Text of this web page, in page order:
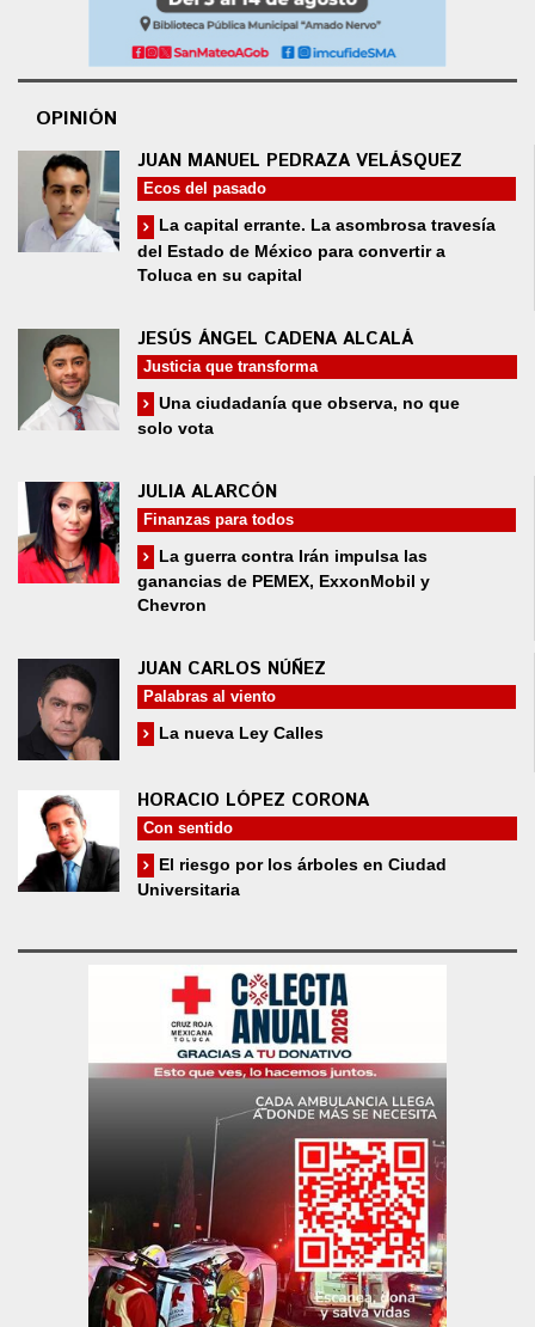
OPINIÓN
JUAN MANUEL PEDRAZA VELÁSQUEZ
Ecos del pasado
La capital errante. La asombrosa travesía
del Estado de México para convertir a
Toluca en su capital
JESÚS ÁNGEL CADENA ALCALÁ
Justicia que transforma
Una ciudadanía que observa, no que
solo vota
JULIA ALARCÓN
Finanzas para todos
La guerra contra Irán impulsa las
ganancias de PEMEX, ExxonMobil y
Chevron
JUAN CARLOS NÚÑEZ
Palabras al viento
La nueva Ley Calles
HORACIO LÓPEZ CORONA
Con sentido
El riesgo por los árboles en Ciudad
Universitaria